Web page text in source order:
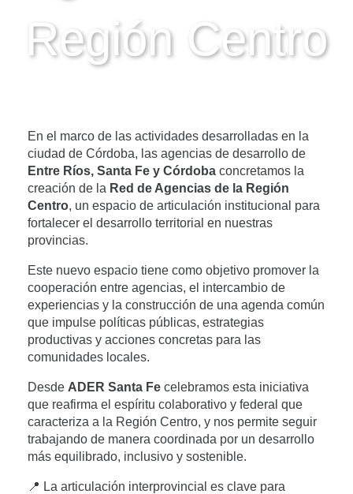
Región Centro
En el marco de las actividades desarrolladas en la
ciudad de Córdoba, las agencias de desarrollo de
Entre Ríos, Santa Fe y Córdoba concretamos la
creación de la Red de Agencias de la Región
Centro, un espacio de articulación institucional para
fortalecer el desarrollo territorial en nuestras
provincias.
Este nuevo espacio tiene como objetivo promover la
cooperación entre agencias, el intercambio de
experiencias y la construcción de una agenda común
que impulse políticas públicas, estrategias
productivas y acciones concretas para las
comunidades locales.
Desde ADER Santa Fe celebramos esta iniciativa
que reafirma el espíritu colaborativo y federal que
caracteriza a la Región Centro, y nos permite seguir
trabajando de manera coordinada por un desarrollo
más equilibrado, inclusivo y sostenible.
📍 La articulación interprovincial es clave para